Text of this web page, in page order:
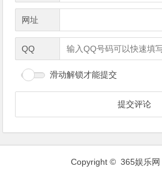
网址
QQ
滑动解锁才能提交
Copyright © 365娱乐网